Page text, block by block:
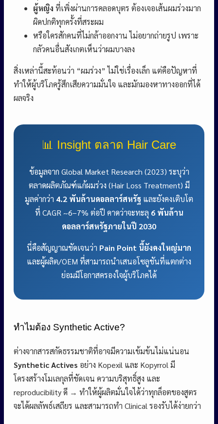
ผู้หญิง ที่เพิ่งผ่านการคลอดบุตร ต้องเจอเส้นผมร่วงมาก
ผิดปกติทุกครั้งที่สระผม
หรือใครสักคนที่ไม่กล้าออกงาน ไม่อยากถ่ายรูป เพราะ
กลัวคนอื่นสังเกตเห็นว่าผมบางลง
สิ่งเหล่านี้สะท้อนว่า “ผมร่วง” ไม่ใช่เรื่องเล็ก แต่คือปัญหาที่
ทำให้ผู้บริโภครู้สึกเสียความมั่นใจ และมักมองหาทางออกที่ได้
ผลจริง
📊 Insight ตลาด Hair Care
ข้อมูลจาก Global Market Research (2023) ระบุว่า
ตลาดผลิตภัณฑ์แก้ผมร่วง (Hair Loss Treatment) มี
มูลค่ากว่า 4.2 พันล้านดอลลาร์สหรัฐ และยังคงเติบโต
ที่ CAGR ~6–7% ต่อปี คาดว่าจะทะลุ 6 พันล้าน
ดอลลาร์สหรัฐภายในปี 2030
นี่คือสัญญาณชัดเจนว่า Pain Point นี้ยังคงใหญ่มาก
และผู้ผลิต/OEM ที่สามารถนำเสนอโซลูชันที่แตกต่าง
ย่อมมีโอกาสครองใจผู้บริโภคได้
ทำไมต้อง Synthetic Active?
ต่างจากสารสกัดธรรมชาติที่อาจมีความเข้มข้นไม่แน่นอน
Synthetic Actives อย่าง Kopexil และ Kopyrrol มี
โครงสร้างโมเลกุลที่ชัดเจน ความบริสุทธิ์สูง และ
reproducibility ดี → ทำให้ผู้ผลิตมั่นใจได้ว่าทุกล็อตของสูตร
จะได้ผลลัพธ์เสถียร และสามารถทำ Clinical รองรับได้ง่ายกว่า